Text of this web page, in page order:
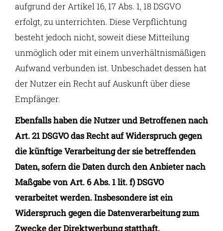
aufgrund der Artikel 16, 17 Abs. 1, 18 DSGVO
erfolgt, zu unterrichten. Diese Verpflichtung
besteht jedoch nicht, soweit diese Mitteilung
unmöglich oder mit einem unverhältnismäßigen
Aufwand verbunden ist. Unbeschadet dessen hat
der Nutzer ein Recht auf Auskunft über diese
Empfänger.
Ebenfalls haben die Nutzer und Betroffenen nach
Art. 21 DSGVO das Recht auf Widerspruch gegen
die künftige Verarbeitung der sie betreffenden
Daten, sofern die Daten durch den Anbieter nach
Maßgabe von Art. 6 Abs. 1 lit. f) DSGVO
verarbeitet werden. Insbesondere ist ein
Widerspruch gegen die Datenverarbeitung zum
Zwecke der Direktwerbung statthaft.